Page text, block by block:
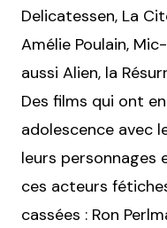
Delicatessen, La
Amélie Poulain,
aussi Alien, la
Des films qui ont
adolescence avec
leurs personnages
ces acteurs
cassées : Ron